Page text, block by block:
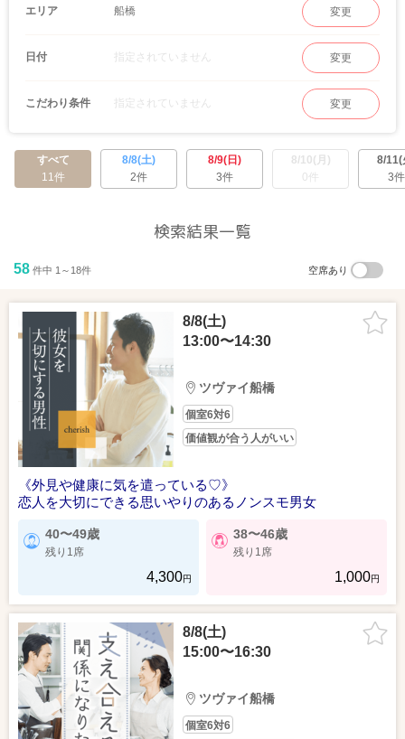
エリア 船橋 変更
日付 指定されていません 変更
こだわり条件 指定されていません 変更
すべて
11件
8/8(土)
2件
8/9(日)
3件
8/10(月)
0件
8/11(
3件
検索結果一覧
58 件中 1～18件 空席あり
8/8(土)
13:00〜14:30
ツヴァイ船橋
個室6対6
価値観が合う人がいい
《外見や健康に気を遣っている♡》
恋人を大切にできる思いやりのあるノンスモ男女
40〜49歳
残り1席
4,300円
38〜46歳
残り1席
1,000円
8/8(土)
15:00〜16:30
ツヴァイ船橋
個室6対6